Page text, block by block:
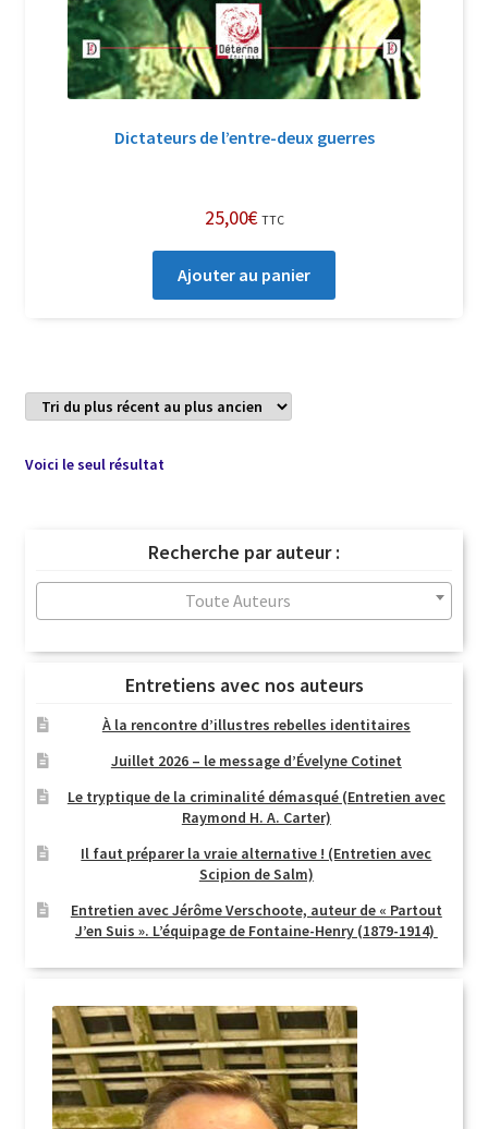
Dictateurs de l’entre-deux guerres
25,00€ TTC
Ajouter au panier
Voici le seul résultat
Recherche par auteur :
Toute Auteurs
Entretiens avec nos auteurs
À la rencontre d’illustres rebelles identitaires
Juillet 2026 – le message d’Évelyne Cotinet
Le tryptique de la criminalité démasqué (Entretien avec
Raymond H. A. Carter)
Il faut préparer la vraie alternative ! (Entretien avec
Scipion de Salm)
Entretien avec Jérôme Verschoote, auteur de « Partout
J’en Suis ». L’équipage de Fontaine-Henry (1879-1914)